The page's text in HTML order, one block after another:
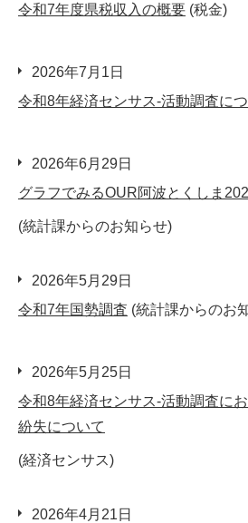
令和7年度県税収入の概要 (税金)
2026年7月1日
令和8年経済センサス-活動調査に
2026年6月29日
グラフでみるOUR阿波とくしま
(統計課からのお知らせ)
2026年5月29日
令和7年国勢調査 (統計課からのお
2026年5月25日
令和8年経済センサス-活動調査に
紛失について
(経済センサス)
2026年4月21日